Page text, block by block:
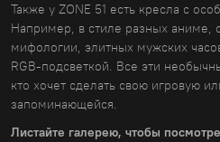
Также у ZONE 51 есть кресла с
Например, в стиле разных аниме,
мифологии, элитных мужских
RGB-подсветкой. Все эти
кто хочет сделать свою игровую
запоминающейся.
Листайте галерею, чтобы